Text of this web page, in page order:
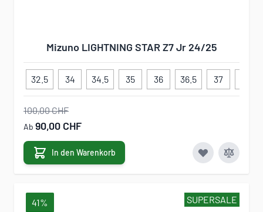
Mizuno LIGHTNING STAR Z7 Jr 24/25
32.5 34 34.5 35 36 36.5 37
100,00 CHF
Ab 90,00 CHF
In den Warenkorb
SUPERSALE
41%